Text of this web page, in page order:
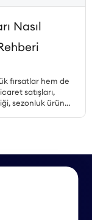
Nasıl
fırsatlar hem de
satışları,
sezonluk ürün
örnekleri
bir rehber